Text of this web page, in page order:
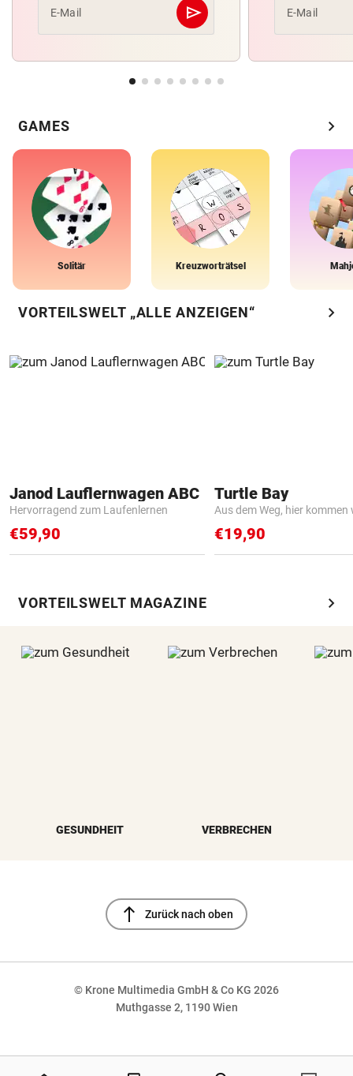
E-Mail send
Abschicken E-Mail
GAMES chevron_right
Solitär Kreuzworträtsel
VORTEILSWELT „ALLE ANZEIGEN“ chevron_right
Janod Lauflernwagen ABC
Hervorragend zum Laufenlernen
€59,90
Turtle Bay
Aus dem Weg, hier kommen
€19,90
VORTEILSWELT MAGAZINE chevron_right
GESUNDHEIT VERBRECHEN
north Zurück nach oben
© Krone Multimedia GmbH & Co KG 2026
Muthgasse 2, 1190 Wien
NaN%